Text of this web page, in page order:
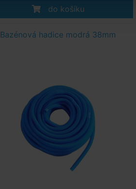
do košíku
Bazénová hadice modrá 38mm